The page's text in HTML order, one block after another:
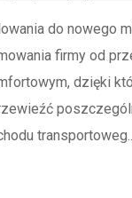
do nowego
firmy od
dzięki